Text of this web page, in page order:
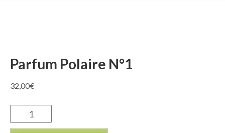
Parfum Polaire N°1
32,00€
quantité
de